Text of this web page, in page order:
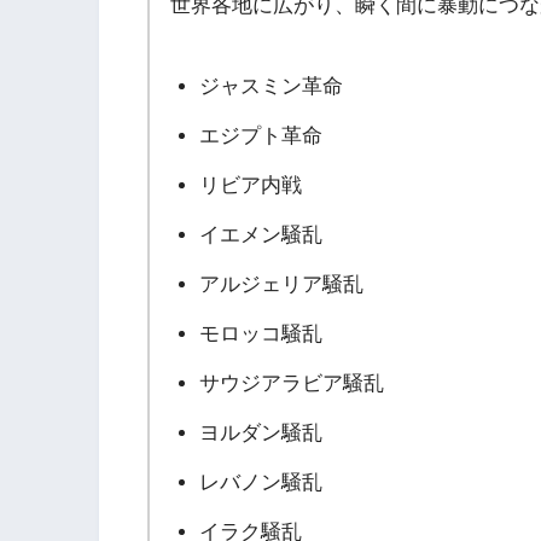
世界各地に広がり、瞬く間に暴動につな
ジャスミン革命
エジプト革命
リビア内戦
イエメン騒乱
アルジェリア騒乱
モロッコ騒乱
サウジアラビア騒乱
ヨルダン騒乱
レバノン騒乱
イラク騒乱